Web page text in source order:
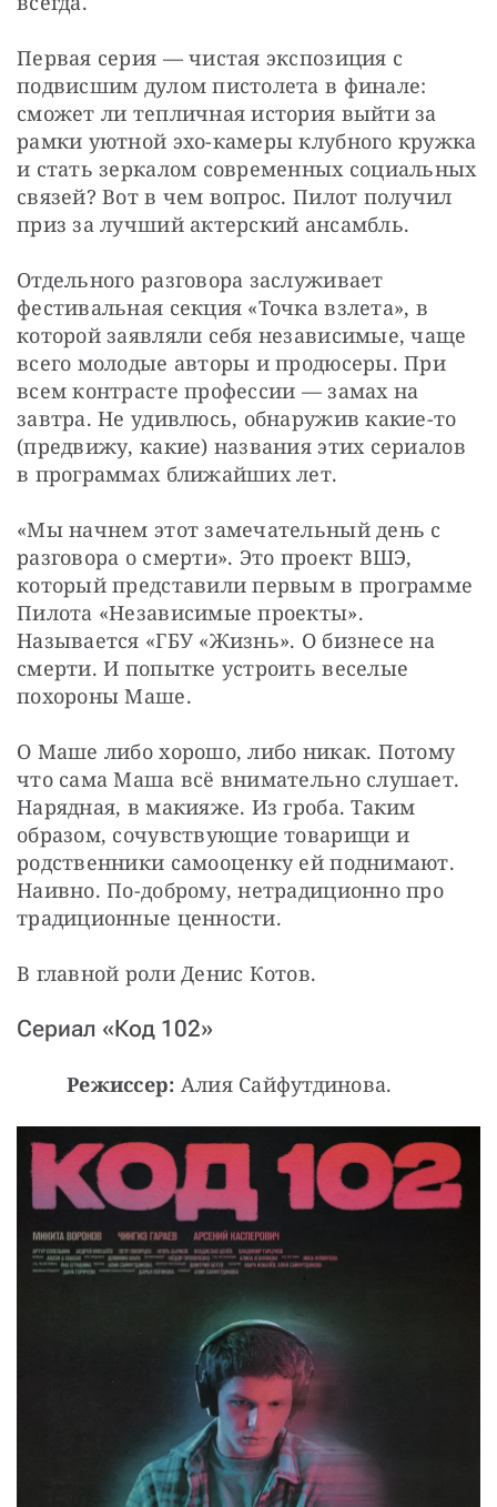
Первая серия — чистая экспозиция с
подвисшим дулом пистолета в финале:
сможет ли тепличная история выйти за
рамки уютной эхо-камеры клубного кружка
и стать зеркалом современных социальных
связей? Вот в чем вопрос. Пилот получил
приз за лучший актерский ансамбль.
Отдельного разговора заслуживает
фестивальная секция «Точка взлета», в
которой заявляли себя независимые, чаще
всего молодые авторы и продюсеры. При
всем контрасте профессии — замах на
завтра. Не удивлюсь, обнаружив какие-то
(предвижу, какие) названия этих сериалов
в программах ближайших лет.
«Мы начнем этот замечательный день с
разговора о смерти». Это проект ВШЭ,
который представили первым в программе
Пилота «Независимые проекты».
Называется «ГБУ «Жизнь». О бизнесе на
смерти. И попытке устроить веселые
похороны Маше.
О Маше либо хорошо, либо никак. Потому
что сама Маша всё внимательно слушает.
Нарядная, в макияже. Из гроба. Таким
образом, сочувствующие товарищи и
родственники самооценку ей поднимают.
Наивно. По-доброму, нетрадиционно про
традиционные ценности.
В главной роли Денис Котов.
Сериал «Код 102»
Режиссер: Алия Сайфутдинова.